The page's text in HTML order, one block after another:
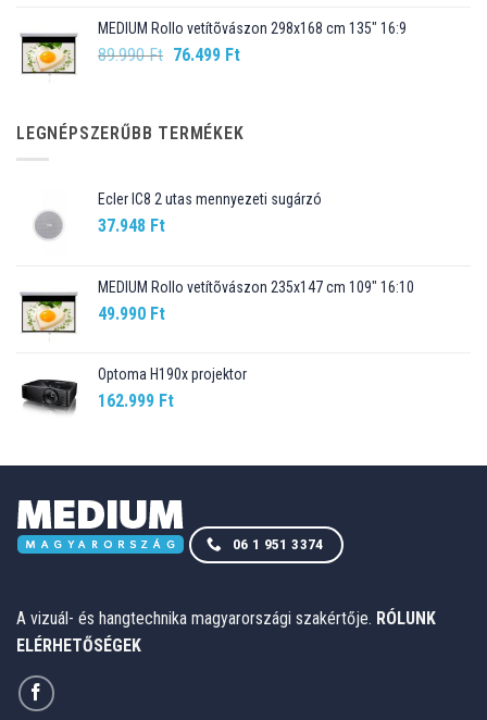
109.990 Ft.98.990 Ft.
MEDIUM Rollo vetítõvászon 298x168 cm 135" 16:9
89.990Ft Original
89.990 Ft.
76.499 FtCurrent
76.499 Ft.
LEGNÉPSZERŰBB TERMÉKEK
Ecler IC8 2 utas mennyezeti sugárzó
37.948 Ft
MEDIUM Rollo vetítõvászon 235x147 cm 109" 16:10
49.990 Ft
Optoma H190x projektor
162.999 Ft
06 1 951 3374
A vizuál- és hangtechnika magyarországi szakértője. RÓLUNK
ELÉRHETŐSÉGEK